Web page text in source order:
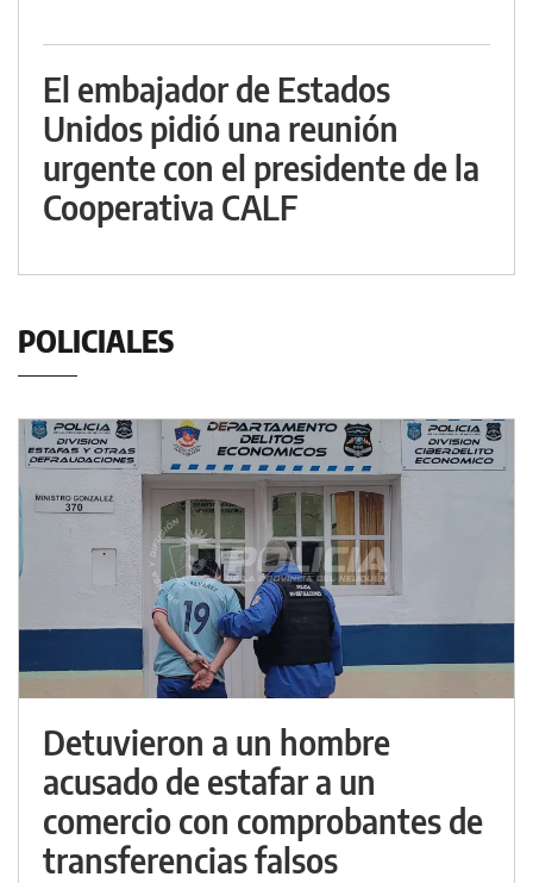
El embajador de Estados
Unidos pidió una reunión
urgente con el presidente de la
Cooperativa CALF
POLICIALES
Detuvieron a un hombre
acusado de estafar a un
comercio con comprobantes de
transferencias falsos